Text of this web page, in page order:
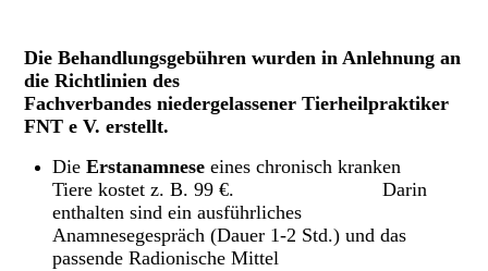
Die Behandlungsgebühren wurden in Anlehnung an
die Richtlinien des
Fachverbandes niedergelassener Tierheilpraktiker
FNT e V. erstellt.
Die Erstanamnese eines chronisch kranken
Tiere kostet z. B. 99 €.
Darin
enthalten sind ein ausführliches
Anamnesegespräch (Dauer 1-2 Std.) und das
passende Radionische Mittel